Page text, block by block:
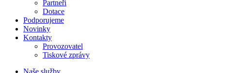
Partneři
Dotace
Podporujeme
Novinky
Kontakty
Provozovatel
Tiskové zprávy
Naše služby